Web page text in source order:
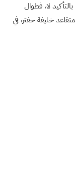
لا، فطوال
خليفة حفتر، في